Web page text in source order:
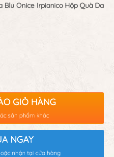
Blu Onice Irpianico Hộp Quà Da
GIỎ HÀNG
sản phẩm khác
NGAY
nhận tại cửa hàng